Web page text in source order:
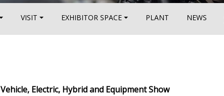
VISIT EXHIBITOR SPACE PLANT NEWS
Vehicle, Electric, Hybrid and Equipment Show